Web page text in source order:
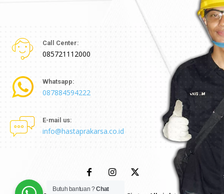
Call Center:
085721112000
Whatsapp:
087884594222
E-mail us:
info@hastaprakarsa.co.id
Butuh bantuan ?Chat